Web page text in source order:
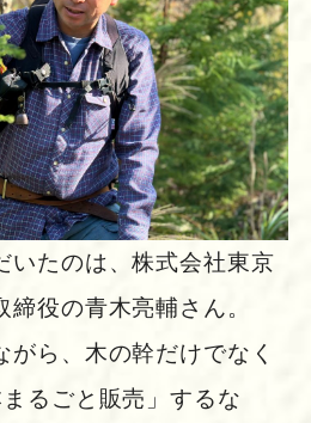
いたのは、株式会社東京
役の青木亮輔さん。
ら、木の幹だけでなく
るごと販売」するな